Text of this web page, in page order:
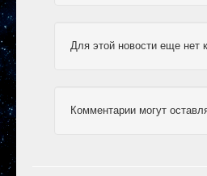
Для этой новости еще
Комментарии могут